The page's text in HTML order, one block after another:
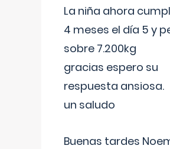
La niña ahora
4 meses el día 5 y
sobre 7.200kg
gracias espero su
respuesta ansiosa.
un saludo
Buenas tardes